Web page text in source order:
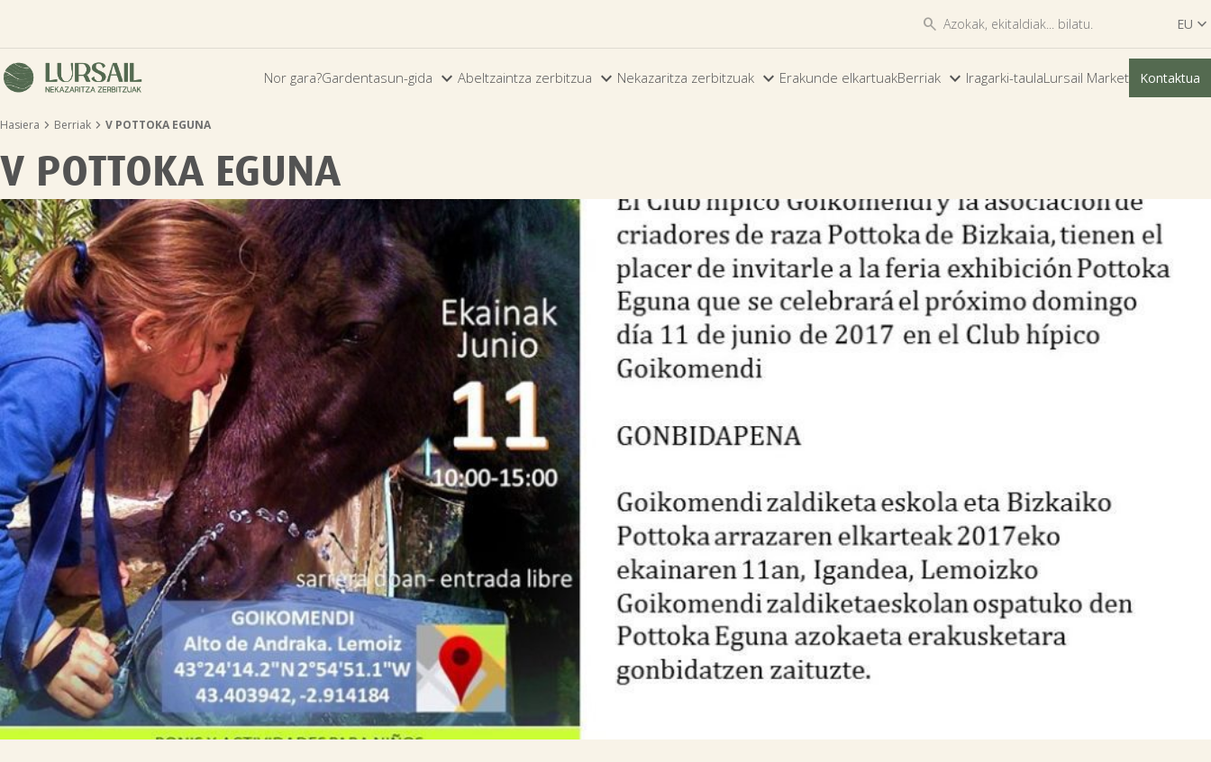
 EU 
ES
EU
Nor gara?Gardentasun-gida  Abeltzaintza zerbitzua  Nekazaritza zerbitzuak  Erakunde elkartuakBerriak  Iragarki-taulaLursail Market Kontaktua
Hasiera  Berriak  V POTTOKA EGUNA
V POTTOKA EGUNA